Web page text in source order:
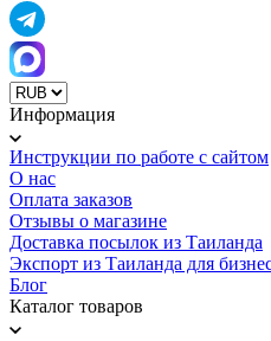
Информация
Инструкции по работе с сайтом
О нас
Оплата заказов
Отзывы о магазине
Доставка посылок из Таиланда
Экспорт из Таиланда для
Блог
Каталог товаров